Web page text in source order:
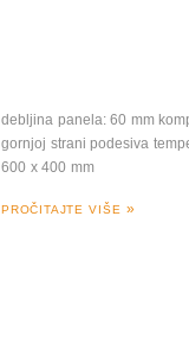
debljina panela: 60 mm
gornjoj strani podesiva
600 x 400 mm
PROČITAJTE VIŠE